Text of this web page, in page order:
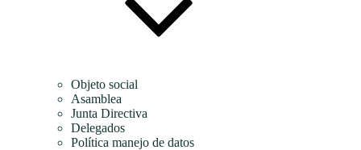
Objeto social
Asamblea
Junta Directiva
Delegados
Política manejo de datos